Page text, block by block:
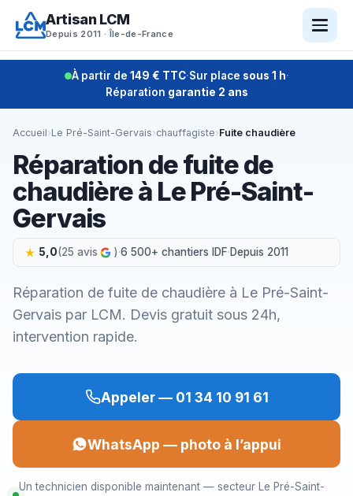
contenu
Artisan LCM
Depuis 2011 · Île-de-France
À partir de 149 € TTC·Sur place sous 1 h·
Réparation garantie 2 ans
Accueil›Le Pré-Saint-Gervais›chauffagiste›Fuite chaudière
Réparation de fuite de
chaudière à Le Pré-Saint-
Gervais
5,0(25 avis )·6 500+ chantiers IDF·Depuis 2011
Réparation de fuite de chaudière à Le Pré-Saint-
Gervais par LCM. Devis gratuit sous 24h,
intervention rapide.
Appeler — 01 34 10 91 61
WhatsApp — photo à l’appui
Un technicien disponible maintenant — secteur Le Pré-Saint-